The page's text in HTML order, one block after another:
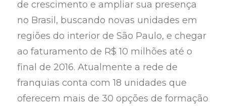
de crescimento e ampliar sua presença
no Brasil, buscando novas unidades em
regiões do interior de São Paulo, e chegar
ao faturamento de R$ 10 milhões até o
final de 2016. Atualmente a rede de
franquias conta com 18 unidades que
oferecem mais de 30 opções de formação